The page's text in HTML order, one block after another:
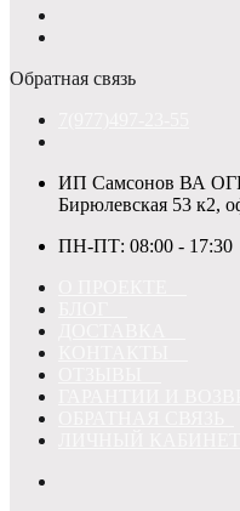
Обратная связь
ИП Самсонов ВА
Бирюлевская 53 к2,
ПН-ПТ: 08:00 - 17:30